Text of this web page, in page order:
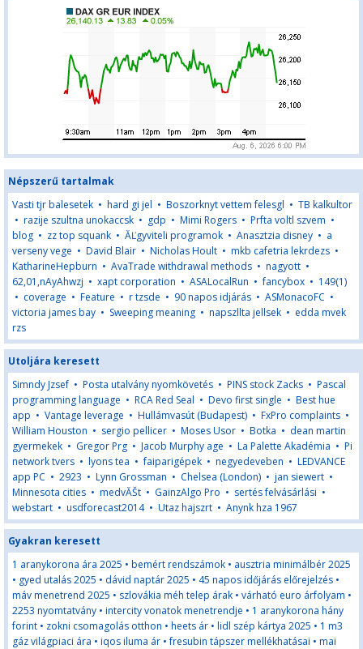
Népszerű tartalmak
Vasti tjr balesetek • hard gi jel • Boszorknyt vettem felesgl • TB kalkultor
• razije szultna unokaccsk • gdp • Mimi Rogers • Prfta voltl szvem •
blog • zz top squank • ĂĽgyviteli programok • Anasztzia disney • a
verseny vege • David Blair • Nicholas Hoult • mkb cafetria lekrdezs •
KatharineHepburn • AvaTrade withdrawal methods • nagyott •
62,01,nAyAhwzj • xapt corporation • ASALocalRun •fancybox • 149(1)
• coverage • Feature • r tzsde • 90 napos idjárás • ASMonacoFC •
victoria james bay • Sweeping meaning • napszllta jellsek • edda mvek
rzs
Utoljára keresett
Simndy Jzsef • Posta utalvány nyomkövetés • PINS stock Zacks • Pascal
programming language • RCA Red Seal • Devo first single • Best hue
app • Vantage leverage • Hullámvasút (Budapest) • FxPro complaints •
William Houston • sergio pellicer • Moses Usor • Botka • dean martin
gyermekek • Gregor Prg • Jacob Murphy age • La Palette Akadémia • Pi
network tvers • lyons tea •faiparigépek • negyedeveben • LEDVANCE
app PC • 2923 • Lynn Grossman • Chelsea (London) • jan siewert •
Minnesota cities • medvĂŠt • GainzAlgo Pro • sertés felvásárlási •
webstart • usdforecast2014• Utaz hajszrt • Anynk hza 1967
Gyakran keresett
1 aranykorona ára 2025 • bemért rendszámok • ausztria minimálbér 2025
• gyed utalás 2025 • dávid naptár 2025 • 45 napos időjárás előrejelzés •
máv menetrend 2025 • szlovákia méh telep árak • várható euro árfolyam •
2253 nyomtatvány • intercity vonatok menetrendje • 1 aranykorona hány
forint • zokni csomagolás otthon • heets ár • lidl szép kártya 2025 • 1 m3
gáz világpiaci ára • iqos iluma ár •fresubin tápszer mellékhatásai • mai